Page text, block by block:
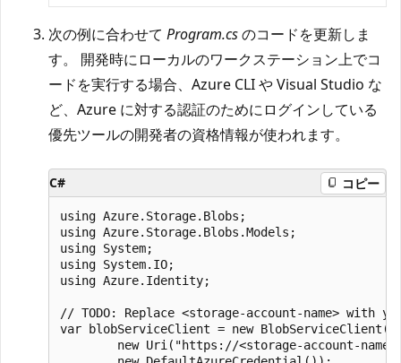
次の例に合わせて Program.csのコードを更新しま
す。 開発時にローカルのワークステーション上でコ
ードを実行する場合、Azure CLI や Visual Studio な
ど、Azure に対する認証のためにログインしている
優先ツールの開発者の資格情報が使われます。
C# コピー
using Azure.Storage.Blobs;
using Azure.Storage.Blobs.Models;
using System;
using System.IO;
using Azure.Identity;
// TODO: Replace <storage-account-name> with
var blobServiceClient = new BlobServiceClient(
new Uri("https://<storage-account-